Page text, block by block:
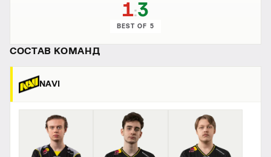
1:3
BEST OF 5
СОСТАВ КОМАНД
NAVI